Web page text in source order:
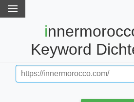
innermorocco.com
Keyword